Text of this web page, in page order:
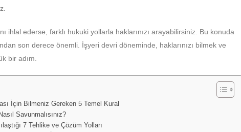
ihlal ederse, farklı hukuki yollarla haklarınızı arayabilirsiniz. Bu konuda
son derece önemli. İşyeri devri döneminde, haklarınızı bilmek ve
bir adım.
İçin Bilmeniz Gereken 5 Temel Kural
Savunmalısınız?
7 Tehlike ve Çözüm Yolları